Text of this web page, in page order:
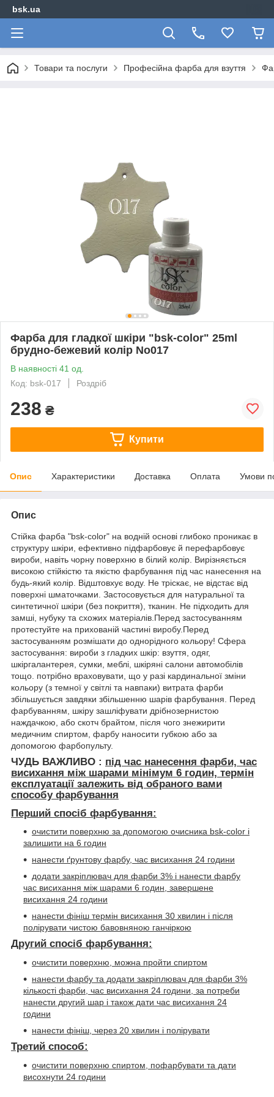
bsk.ua
Товари та послуги Професійна фарба для взуття
Фарба для гладкої шкіри "bsk-color" 25ml
брудно-бежевий колір No017
В наявності 41 од.
Код: bsk-017
Роздріб
238 ₴
Купити
Опис Характеристики Доставка Оплата Умови
Опис
Стійка фарба "bsk-color" на водній основі глибоко проникає в
структуру шкіри, ефективно підфарбовує й перефарбовує
вироби, навіть чорну поверхню в білий колір. Вирізняється
високою стійкістю та якістю фарбування під час нанесення на
будь-який колір. Відштовхує воду. Не тріскає, не відстає від
поверхні шматочками. Застосовується для натуральної та
синтетичної шкіри (без покриття), тканин. Не підходить для
замші, нубуку та схожих матеріалів.Перед застосуванням
протестуйте на прихованій частині виробу.Перед
застосуванням розмішати до однорідного кольору! Сфера
застосування: вироби з гладких шкір: взуття, одяг,
шкіргалантерея, сумки, меблі, шкіряні салони автомобілів
тощо. потрібно враховувати, що у разі кардинальної зміни
кольору (з темної у світлі та навпаки) витрата фарби
збільшується завдяки збільшенню шарів фарбування. Перед
фарбуванням, шкіру зашліфувати дрібнозернистою
наждачкою, або скотч брайтом, після чого знежирити
медичним спиртом, фарбу наносити губкою або за
допомогою фарбопульту.
ЧУДЬ ВАЖЛИВО : під час нанесення фарби, час
висихання між шарами мінімум 6 годин, термін
експлуатації залежить від обраного вами
способу фарбування
Перший спосіб фарбування:
очистити поверхню за допомогою очисника bsk-color і
залишити на 6 годин
нанести ґрунтову фарбу, час висихання 24 години
додати закріплювач для фарби 3% і нанести фарбу
час висихання між шарами 6 годин, завершене
висихання 24 години
нанести фініш термін висихання 30 хвилин і після
полірувати чистою бавовняною ганчіркою
Другий спосіб фарбування:
очистити поверхню, можна пройти спиртом
нанести фарбу та додати закріплювач для фарби 3%
кількості фарби, час висихання 24 години, за потреби
нанести другий шар і також дати час висихання 24
години
нанести фініш, через 20 хвилин і полірувати
Третий способ:
очистити поверхню спиртом, пофарбувати та дати
висохнути 24 години